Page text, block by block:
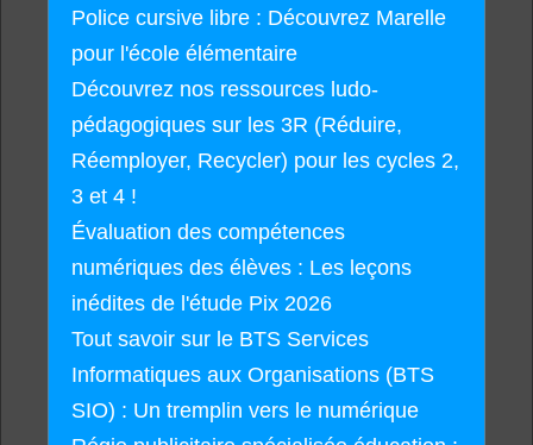
Police cursive libre : Découvrez Marelle
pour l'école élémentaire
Découvrez nos ressources ludo-
pédagogiques sur les 3R (Réduire,
Réemployer, Recycler) pour les cycles 2,
3 et 4 !
Évaluation des compétences
numériques des élèves : Les leçons
inédites de l'étude Pix 2026
Tout savoir sur le BTS Services
Informatiques aux Organisations (BTS
SIO) : Un tremplin vers le numérique